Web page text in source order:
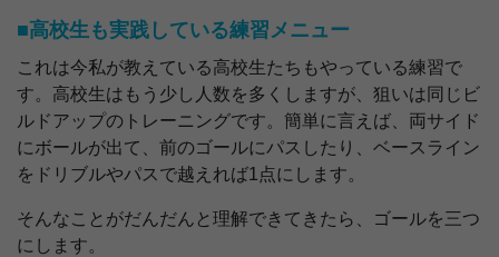
■高校生も実践している練習メニュー
これは今私が教えている高校生たちもやっている練習で
す。高校生はもう少し人数を多くしますが、狙いは同じビ
ルドアップのトレーニングです。簡単に言えば、両サイド
にボールが出て、前のゴールにパスしたり、ベースライン
をドリブルやパスで越えれば1点にします。
そんなことがだんだんと理解できてきたら、ゴールを三つ
にします。